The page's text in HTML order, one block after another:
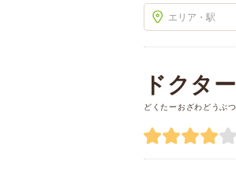
ドクタ
どくたーおざわどうぶ